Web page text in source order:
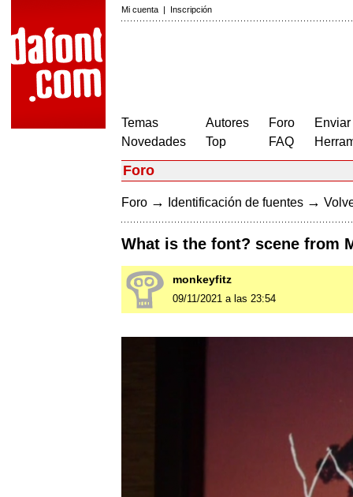
Mi cuenta | Inscripción
Temas
Novedades
Autores
Top
Foro
FAQ
Foro
Foro → Identificación de fuentes →
What is the font? scene from
monkeyfitz
09/11/2021 a las 23:54